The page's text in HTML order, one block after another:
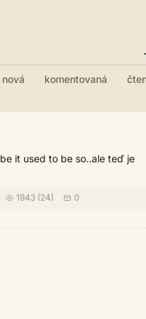
nová komentovaná
it used to be so..ale teď je
1943 (24) 0